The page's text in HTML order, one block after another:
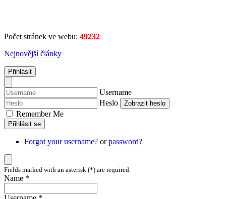
Počet stránek ve webu: 49232
Nejnovější články
Přihlásit
Username
Heslo
Zobrazit heslo
Remember Me
Přihlásit se
Forgot your username? orpassword?
Fields marked with an asterisk (*) are required.
Name *